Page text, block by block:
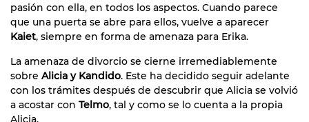
pasión con ella, en todos los aspectos. Cuando parece
que una puerta se abre para ellos, vuelve a aparecer
Kaiet, siempre en forma de amenaza para Erika.
La amenaza de divorcio se cierne irremediablemente
sobre Alicia y Kandido. Este ha decidido seguir adelante
con los trámites después de descubrir que Alicia se volvió
a acostar con Telmo, tal y como se lo cuenta a la propia
Alicia.